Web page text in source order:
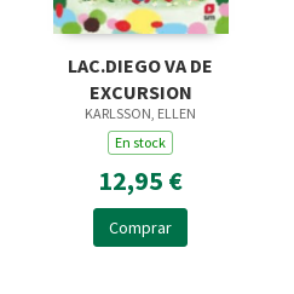
LAC.DIEGO VA DE
EXCURSION
KARLSSON, ELLEN
En stock
12,95 €
Comprar